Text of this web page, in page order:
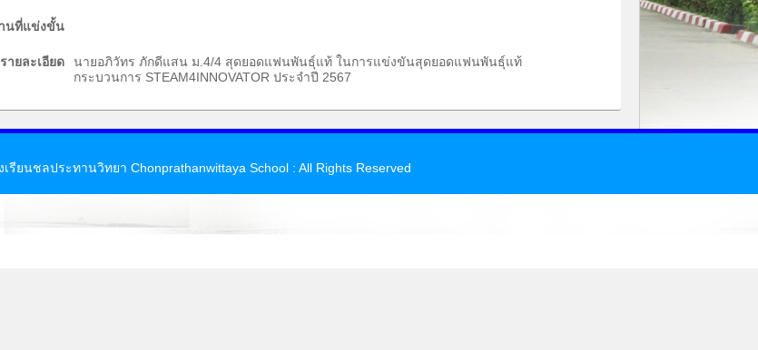
นที่แข่งขั้น
รายละเอียด
นายอภิวัทร ภักดีแสน ม.4/4 สุดยอดแฟนพันธุ์แท้ ในการแข่งขันสุดยอดแฟนพันธุ์แท้
กระบวนการ STEAM4INNOVATOR ประจำปี 2567
รียนชลประทานวิทยา Chonprathanwittaya School : All Rights Reserved